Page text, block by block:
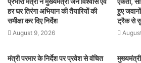
o
k
p
er
हर घर तिरंगा अभियान की तैयारियों की
समीक्षा कर दिए निर्देश
August 9, 2026
हुए
ट्रैक से
मंत्री परमार के निर्देश पर प्रवेश से वंचित